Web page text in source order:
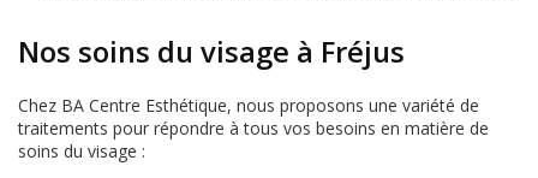
Nos soins du visage à Fréjus
Chez BA Centre Esthétique, nous proposons une variété de
traitements pour répondre à tous vos besoins en matière de
soins du visage :